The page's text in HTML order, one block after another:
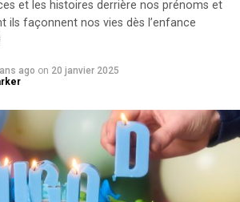
une Mobilité Électrique
d’une stratégie globale visant
du parc automobile
les grandes entreprises
des difficultés pour atteindre leurs
8% des nouveaux véhicules
entités étaient électriques en
et les histoires derrière nos prénoms et
ils façonnent nos vies dès l’enfance
ago on 20 janvier 2025